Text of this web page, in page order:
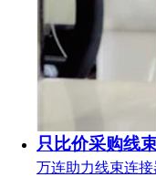
只比价采购线
万连助力线束连